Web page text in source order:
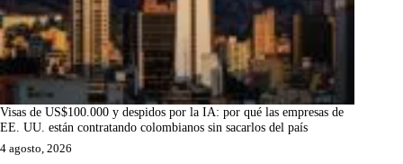
Visas de US$100.000 y despidos por la IA: por qué las empresas de
EE. UU. están contratando colombianos sin sacarlos del país
4 agosto, 2026